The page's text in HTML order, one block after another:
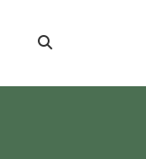
Suche